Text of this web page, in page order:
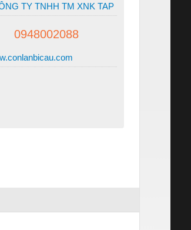
TY TNHH TM XNK TAP
0948002088